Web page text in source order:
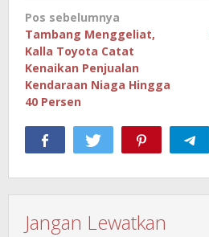
Navigasi
pos
Pos sebelumnya
Tambang Menggeliat,
Kalla Toyota Catat
Kenaikan Penjualan
Kendaraan Niaga Hingga
40 Persen
Jangan Lewatkan